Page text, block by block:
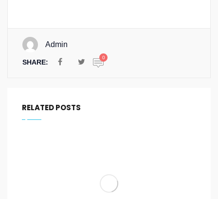
Admin
SHARE:
0
RELATED POSTS